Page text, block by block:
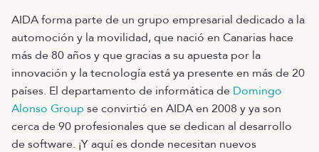
AIDA forma parte de un grupo empresarial dedicado a la
automoción y la movilidad, que nació en Canarias hace
más de 80 años y que gracias a su apuesta por la
innovación y la tecnología está ya presente en más de 20
países. El departamento de informática de Domingo
Alonso Group se convirtió en AIDA en 2008 y ya son
cerca de 90 profesionales que se dedican al desarrollo
de software. ¡Y aquí es donde necesitan nuevos